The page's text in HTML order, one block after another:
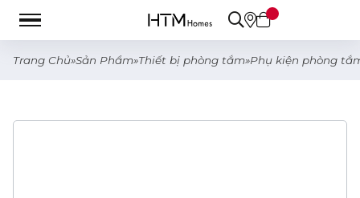
Trang Chủ»Sản Phẩm»Thiết bị phòng tắm»Phụ kiện phòng